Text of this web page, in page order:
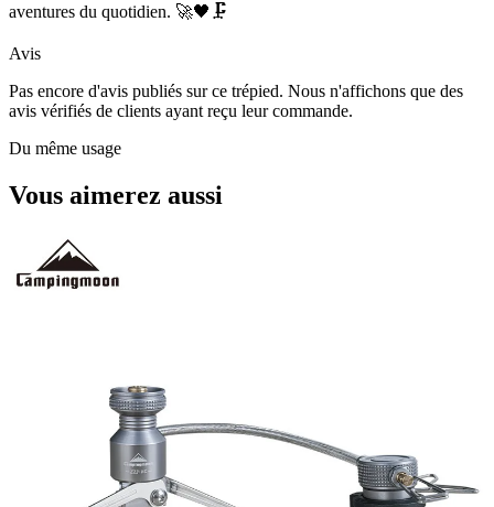
aventures du quotidien. 🚀🖤🗜️
Avis
Pas encore d'avis publiés sur ce trépied. Nous n'affichons que des
avis vérifiés de clients ayant reçu leur commande.
Du même usage
Vous aimerez aussi